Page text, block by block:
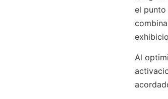
el punto
Al